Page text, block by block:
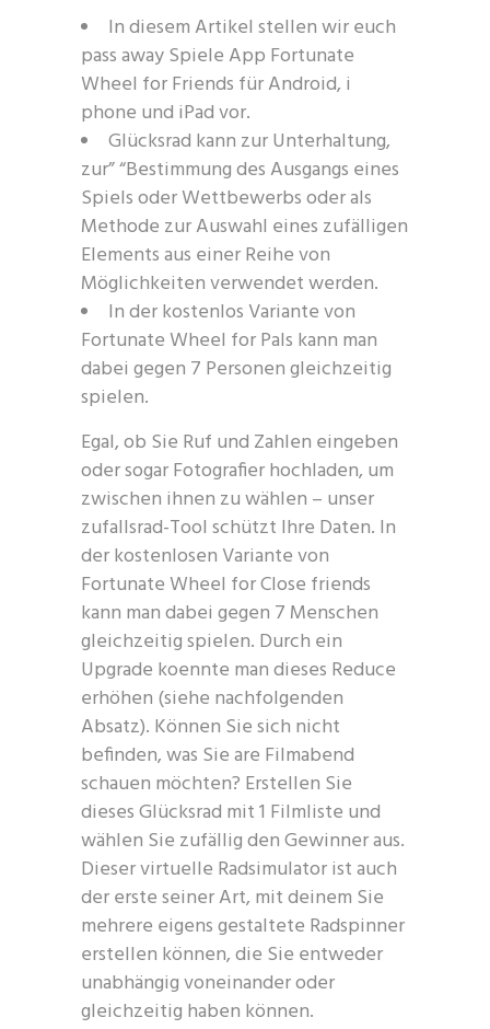
In diesem Artikel stellen wir euch
pass away Spiele App Fortunate
Wheel for Friends für Android, i
phone und iPad vor.
Glücksrad kann zur Unterhaltung,
zur” “Bestimmung des Ausgangs eines
Spiels oder Wettbewerbs oder als
Methode zur Auswahl eines zufälligen
Elements aus einer Reihe von
Möglichkeiten verwendet werden.
In der kostenlos Variante von
Fortunate Wheel for Pals kann man
dabei gegen 7 Personen gleichzeitig
spielen.
Egal, ob Sie Ruf und Zahlen eingeben
oder sogar Fotografier hochladen, um
zwischen ihnen zu wählen – unser
zufallsrad-Tool schützt Ihre Daten. In
der kostenlosen Variante von
Fortunate Wheel for Close friends
kann man dabei gegen 7 Menschen
gleichzeitig spielen. Durch ein
Upgrade koennte man dieses Reduce
erhöhen (siehe nachfolgenden
Absatz). Können Sie sich nicht
befinden, was Sie are Filmabend
schauen möchten? Erstellen Sie
dieses Glücksrad mit 1 Filmliste und
wählen Sie zufällig den Gewinner aus.
Dieser virtuelle Radsimulator ist auch
der erste seiner Art, mit deinem Sie
mehrere eigens gestaltete Radspinner
erstellen können, die Sie entweder
unabhängig voneinander oder
gleichzeitig haben können.